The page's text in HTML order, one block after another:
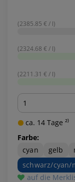
(2385.85 € / l)
(2324.68 € / l)
(2211.31 € / l)
Menge
ca. 14 Tage ²⁾
Farbe:
cyan
gelb
schwarz/cyan/
auf die